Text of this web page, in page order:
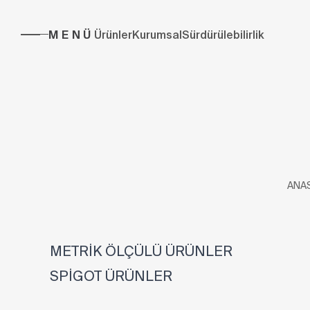
MENÜ ÜrünlerKurumsalSürdürülebilirlik
METRİK ÖLÇÜLÜ ÜRÜNLER
SPİGOT ÜRÜNLER